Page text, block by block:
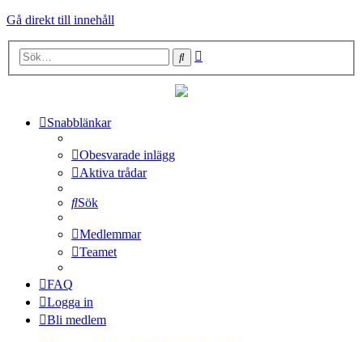
Gå direkt till innehåll
Sök
Snabblänkar
Obesvarade inlägg
Aktiva trådar
Sök
Medlemmar
Teamet
FAQ
Logga in
Bli medlem